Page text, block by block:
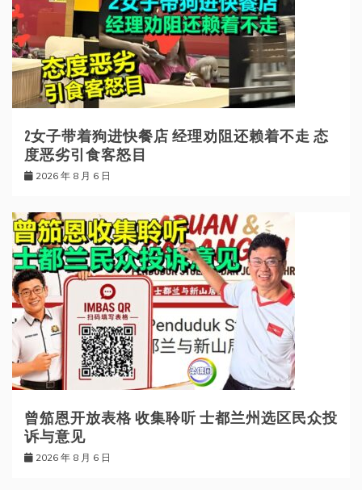
2女子带着狗进快餐店 经理劝阻还赖着不走 态
度恶劣引食客怒目
2026 年 8 月 6 日
曾笳恩开放表格 收集聆听 士都兰州选区民众投
诉与意见
2026 年 8 月 6 日